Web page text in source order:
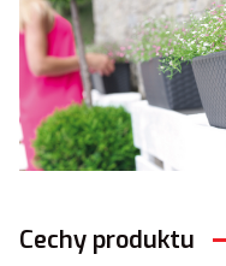
Cechy produktu